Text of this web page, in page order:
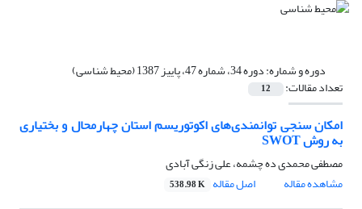
دوره و شماره:دوره 34، شماره 47، پاییز 1387 (محیط شناسی)
تعداد مقالات: 12
امکان سنجی توانمندی‌های اکوتوریسم استان چهارمحال و بختیاری
به روش SWOT
مصطفی محمدی ده چشمه، علی زنگی آبادی
مشاهده مقاله
اصل مقاله 538.98 K